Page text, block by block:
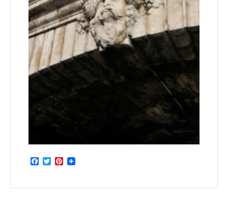
Facebook
TwitterPinterest